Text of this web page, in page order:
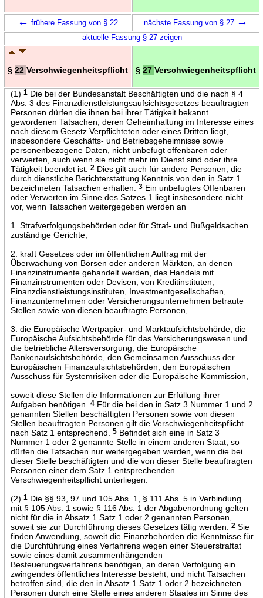
← frühere Fassung von § 22 nächste Fassung von § 27 →
aktuelle Fassung § 27 zeigen
§ 22 Verschwiegenheitspflicht § 27 Verschwiegenheitspflicht
(1) 1Die bei der Bundesanstalt Beschäftigten und die nach § 4
Abs. 3 des Finanzdienstleistungsaufsichtsgesetzes beauftragten
Personen dürfen die ihnen bei ihrer Tätigkeit bekannt
gewordenen Tatsachen, deren Geheimhaltung im Interesse eines
nach diesem Gesetz Verpflichteten oder eines Dritten liegt,
insbesondere Geschäfts- und Betriebsgeheimnisse sowie
personenbezogene Daten, nicht unbefugt offenbaren oder
verwerten, auch wenn sie nicht mehr im Dienst sind oder ihre
Tätigkeit beendet ist.
2Dies gilt auch für andere Personen, die
durch dienstliche Berichterstattung Kenntnis von den in Satz 1
bezeichneten Tatsachen erhalten.
3Ein unbefugtes Offenbaren
oder Verwerten im Sinne des Satzes 1 liegt insbesondere nicht
vor, wenn Tatsachen weitergegeben werden an
1. Strafverfolgungsbehörden oder für Straf- und Bußgeldsachen
zuständige Gerichte,
2. kraft Gesetzes oder im öffentlichen Auftrag mit der
Überwachung von Börsen oder anderen Märkten, an denen
Finanzinstrumente gehandelt werden, des Handels mit
Finanzinstrumenten oder Devisen, von Kreditinstituten,
Finanzdienstleistungsinstituten, Investmentgesellschaften,
Finanzunternehmen oder Versicherungsunternehmen betraute
Stellen sowie von diesen beauftragte Personen,
3. die Europäische Wertpapier- und Marktaufsichtsbehörde, die
Europäische Aufsichtsbehörde für das Versicherungswesen und
die betriebliche Altersversorgung, die Europäische
Bankenaufsichtsbehörde, den Gemeinsamen Ausschuss der
Europäischen Finanzaufsichtsbehörden, den Europäischen
Ausschuss für Systemrisiken oder die Europäische Kommission,
soweit diese Stellen die Informationen zur Erfüllung ihrer
Aufgaben benötigen.
4Für die bei den in Satz 3 Nummer 1 und 2
genannten Stellen beschäftigten Personen sowie von diesen
Stellen beauftragten Personen gilt die Verschwiegenheitspflicht
nach Satz 1 entsprechend.
5Befindet sich eine in Satz 3
Nummer 1 oder 2 genannte Stelle in einem anderen Staat, so
dürfen die Tatsachen nur weitergegeben werden, wenn die bei
dieser Stelle beschäftigten und die von dieser Stelle beauftragten
Personen einer dem Satz 1 entsprechenden
Verschwiegenheitspflicht unterliegen.
(2) 1Die §§ 93, 97 und 105 Abs. 1, § 111 Abs. 5 in Verbindung
mit § 105 Abs. 1 sowie § 116 Abs. 1 der Abgabenordnung gelten
nicht für die in Absatz 1 Satz 1 oder 2 genannten Personen,
soweit sie zur Durchführung dieses Gesetzes tätig werden.
2Sie
finden Anwendung, soweit die Finanzbehörden die Kenntnisse für
die Durchführung eines Verfahrens wegen einer Steuerstraftat
sowie eines damit zusammenhängenden
Besteuerungsverfahrens benötigen, an deren Verfolgung ein
zwingendes öffentliches Interesse besteht, und nicht Tatsachen
betroffen sind, die den in Absatz 1 Satz 1 oder 2 bezeichneten
Personen durch eine Stelle eines anderen Staates im Sinne des